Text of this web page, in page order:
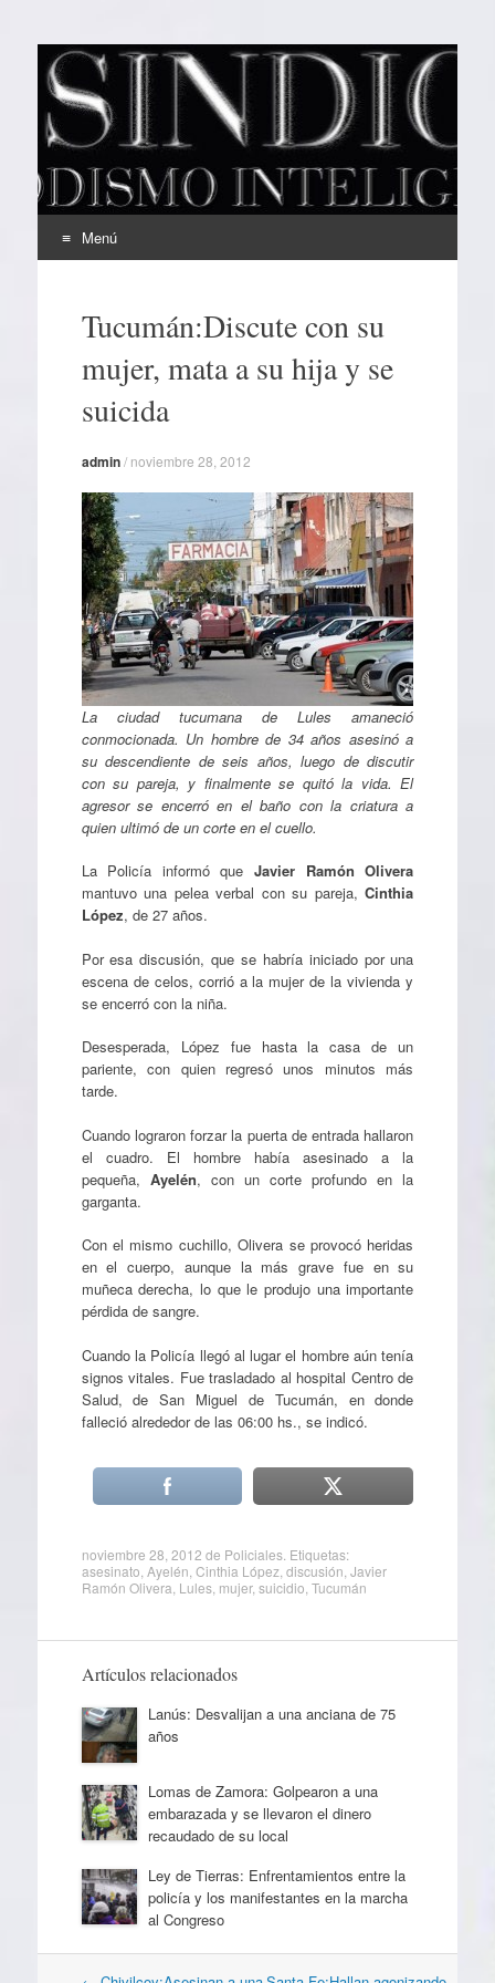
EL SINDICAL
Periodismo Inteligente
Menú
contenidoTucumán:Discute con su
mujer, mata a su hija y se
suicida
admin/ noviembre 28, 2012
La ciudad tucumana de Lules amaneció
conmocionada. Un hombre de 34 años asesinó a
su descendiente de seis años, luego de discutir
con su pareja, y finalmente se quitó la vida. El
agresor se encerró en el baño con la criatura a
quien ultimó de un corte en el cuello.
La Policía informó queJavier Ramón Olivera
mantuvo una pelea verbal con su pareja,Cinthia
López, de 27 años.
Por esa discusión, que se habría iniciado por una
escena de celos, corrió a la mujer de la vivienda y
se encerró con la niña.
Desesperada, López fue hasta la casa de un
pariente, con quien regresó unos minutos más
tarde.
Cuando lograron forzar la puerta de entrada hallaron
el cuadro. El hombre había asesinado a la
pequeña, Ayelén, con un corte profundo en la
garganta.
Con el mismo cuchillo, Olivera se provocó heridas
en el cuerpo, aunque la más grave fue en su
muñeca derecha, lo que le produjo una importante
pérdida de sangre.
Cuando la Policía llegó al lugar el hombre aún tenía
signos vitales. Fue trasladado al hospital Centro de
Salud, de San Miguel de Tucumán, en donde
falleció alrededor de las 06:00 hs., se indicó.
noviembre 28, 2012 de Policiales. Etiquetas:
asesinato Ayelén Cinthia López, discusión Javier
Ramón Olivera Lules, mujer, suicidio Tucumán
Artículos relacionados
Lanús: Desvalijan a una anciana de 75
años
Lomas de Zamora: Golpearon a una
embarazada y se llevaron el dinero
recaudado de su local
Ley de Tierras: Enfrentamientos entre la
policía y los manifestantes en la marcha
al Congreso